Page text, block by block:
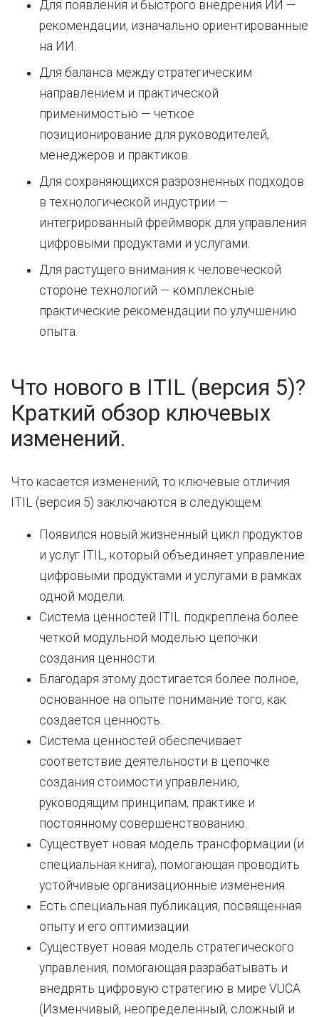
Для появления и быстрого внедрения ИИ —
рекомендации, изначально ориентированные
на ИИ.
Для баланса между стратегическим
направлением и практической
применимостью — четкое
позиционирование для руководителей,
менеджеров и практиков.
Для сохраняющихся разрозненных подходов
в технологической индустрии —
интегрированный фреймворк для управления
цифровыми продуктами и услугами.
Для растущего внимания к человеческой
стороне технологий — комплексные
практические рекомендации по улучшению
опыта.
Что нового в ITIL (версия 5)?
Краткий обзор ключевых
изменений.
Что касается изменений, то ключевые отличия
ITIL (версия 5) заключаются в следующем:
Появился новый жизненный цикл продуктов
и услуг ITIL , который объединяет управление
цифровыми продуктами и услугами в рамках
одной модели
Система ценностей ITIL подкреплена более
четкой модульной моделью цепочки
создания ценности.
Благодаря этому достигается более полное,
основанное на опыте понимание того, как
создается ценность
Система ценностей обеспечивает
соответствие деятельности в цепочке
создания стоимости управлению,
руководящим принципам, практике и
постоянному совершенствованию
Существует новая модель трансформации (и
специальная книга), помогающая проводить
устойчивые организационные изменения
Есть специальная публикация, посвященная
опыту и его оптимизации
Существует новая модель стратегического
управления, помогающая разрабатывать и
внедрять цифровую стратегию в мире VUCA
(Изменчивый, неопределенный, сложный и